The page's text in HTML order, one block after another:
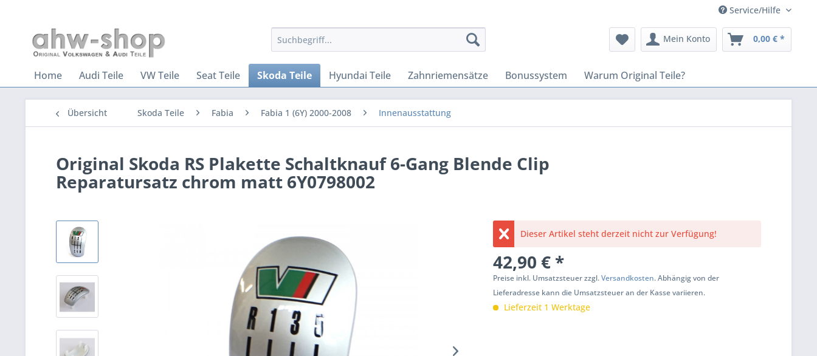
Service/Hilfe
Mein Konto 0,00 € *
Home Audi Teile VW Teile Seat Teile Skoda Teile Hyundai Teile Zahnriemensätze Bonussystem Warum Original Teile?
Übersicht Skoda Teile Fabia Fabia 1 (6Y) 2000-2008 Innenausstattung
Original Skoda RS Plakette Schaltknauf 6-Gang Blende Clip
Reparatursatz chrom matt 6Y0798002
Dieser Artikel steht derzeit nicht zur Verfügung!
42,90 € *
Preise inkl. Umsatzsteuer zzgl.Versandkosten. Abhängig von der
Lieferadresse kann die Umsatzsteuer an der Kasse variieren.
Lieferzeit 1 Werktage